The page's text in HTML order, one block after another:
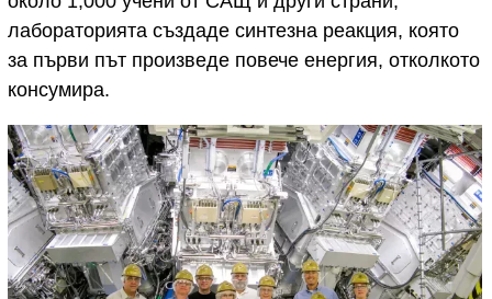
лабораторията създаде синтезна реакция, която
за първи път произведе повече енергия, отколкото
консумира.